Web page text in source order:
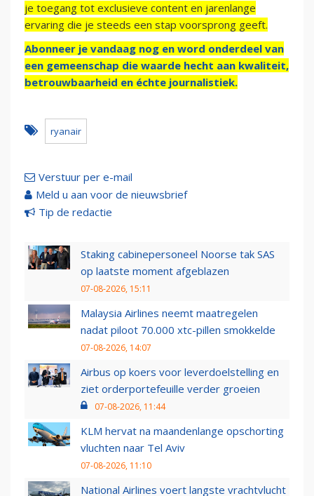
je toegang tot exclusieve content en jarenlange
ervaring die je steeds een stap voorsprong geeft.
Abonneer je vandaag nog en word onderdeel van
een gemeenschap die waarde hecht aan kwaliteit,
betrouwbaarheid en échte journalistiek.
ryanair
Verstuur per e-mail
Meld u aan voor de nieuwsbrief
Tip de redactie
Staking cabinepersoneel Noorse tak SAS
op laatste moment afgeblazen
07-08-2026, 15:11
Malaysia Airlines neemt maatregelen
nadat piloot 70.000 xtc-pillen smokkelde
07-08-2026, 14:07
Airbus op koers voor leverdoelstelling en
ziet orderportefeuille verder groeien
07-08-2026, 11:44
KLM hervat na maandenlange opschorting
vluchten naar Tel Aviv
07-08-2026, 11:10
National Airlines voert langste vrachtvlucht